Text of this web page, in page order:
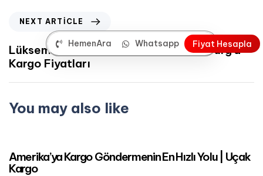
HemenAra Whatsapp Fiyat Hesapla
NEXT ARTICLE
Lüksemburg Kargo Hizmeti | Lüksemburg’a
Kargo Fiyatları
You may also like
Amerika’ya Kargo Göndermenin En Hızlı Yolu | Uçak
Kargo